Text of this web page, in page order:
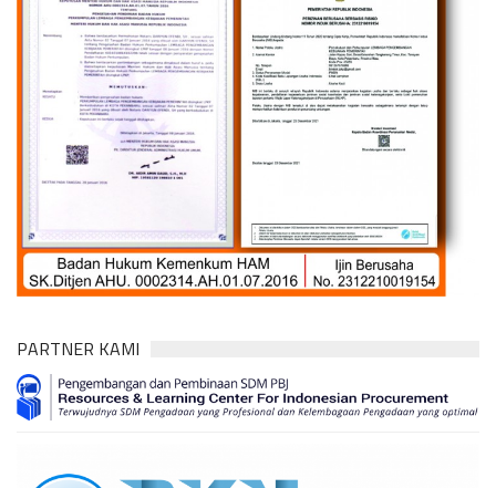
PARTNER KAMI